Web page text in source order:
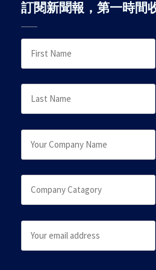
訂閱新聞報，第一時間